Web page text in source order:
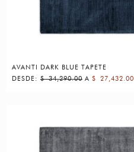
AVANTI DARK BLUE TAPETE
DESDE: $34,290.00 A $ 27,432.00